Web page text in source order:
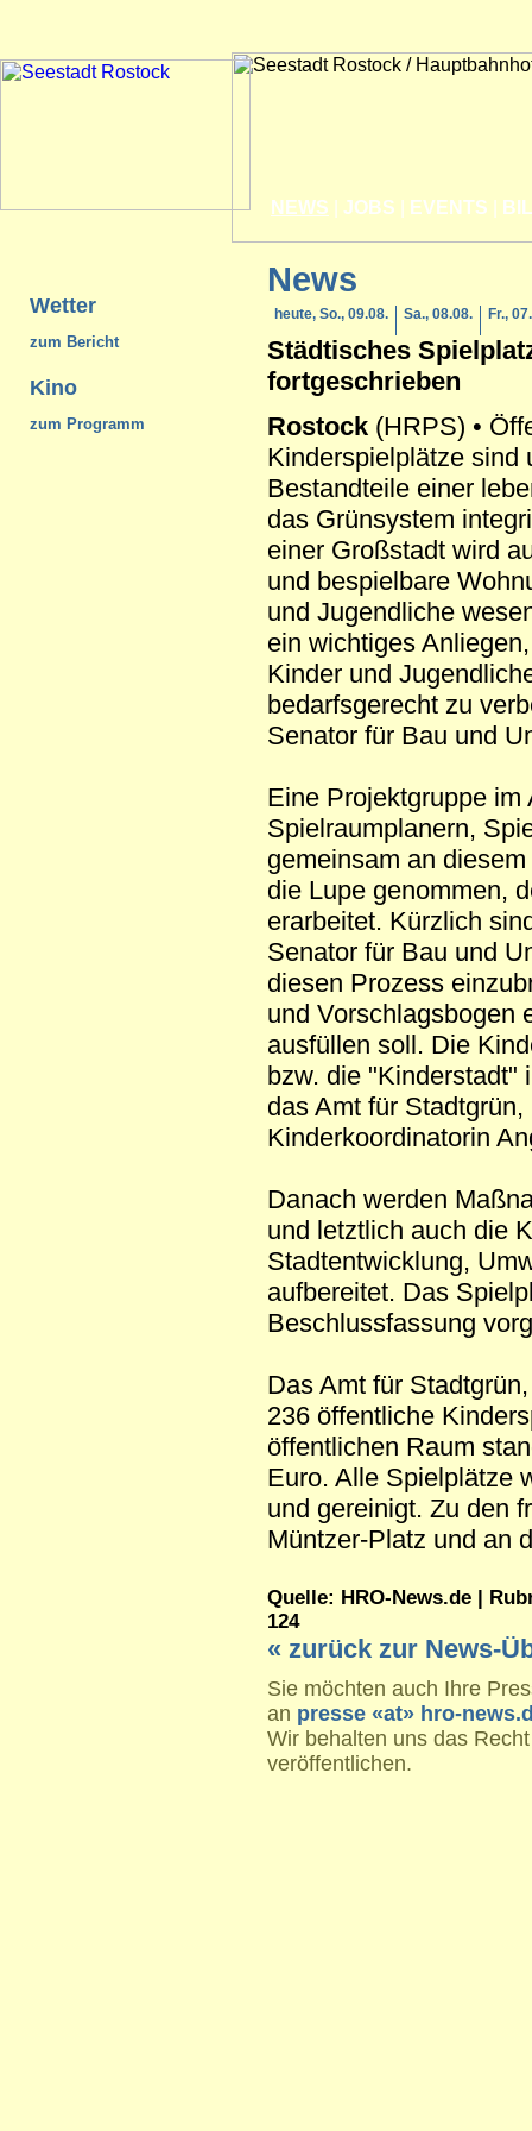
NEWS JOBS EVENTS
Wetter
zum Bericht
Kino
zum Programm
News
heute, So., 09.08. Sa., 08.08. Fr.,
Städtisches
fortgeschrieben
Rostock (HRPS) •
Kinderspielplätze sind
Bestandteile einer
das Grünsystem
einer Großstadt wird
und bespielbare
und Jugendliche
ein wichtiges
Kinder und
bedarfsgerecht zu
Senator für Bau und
Eine Projektgruppe
Spielraumplanern,
gemeinsam an
die Lupe genommen,
erarbeitet. Kürzlich
Senator für Bau und
diesen Prozess
und Vorschlagsbogen
ausfüllen soll. Die
bzw. die "Kinderstadt"
das Amt für
Kinderkoordinatorin
Danach werden
und letztlich auch die
Stadtentwicklung,
aufbereitet. Das
Beschlussfassung
Das Amt für
236 öffentliche
öffentlichen Raum
Euro. Alle Spielplätze
und gereinigt. Zu den
Müntzer-Platz und an
Quelle: HRO-News.de |
124
« zurück zur News-
Sie möchten auch Ihre
an presse «at» hro-
Wir behalten uns das
veröffentlichen.